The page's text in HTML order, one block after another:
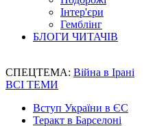
Інтер'єри
Гемблінг
БЛОГИ ЧИТАЧІВ
СПЕЦТЕМА: Війна в Ірані
ВСІ ТЕМИ
Вступ України в ЄС
Теракт в Барселоні